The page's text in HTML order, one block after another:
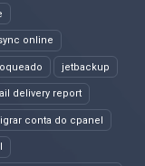
online
jetbackup
delivery report
conta do cpanel